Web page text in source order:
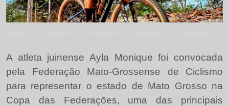
A atleta juinense Ayla Monique foi convocada
pela Federação Mato-Grossense de Ciclismo
para representar o estado de Mato Grosso na
Copa das Federações, uma das principais